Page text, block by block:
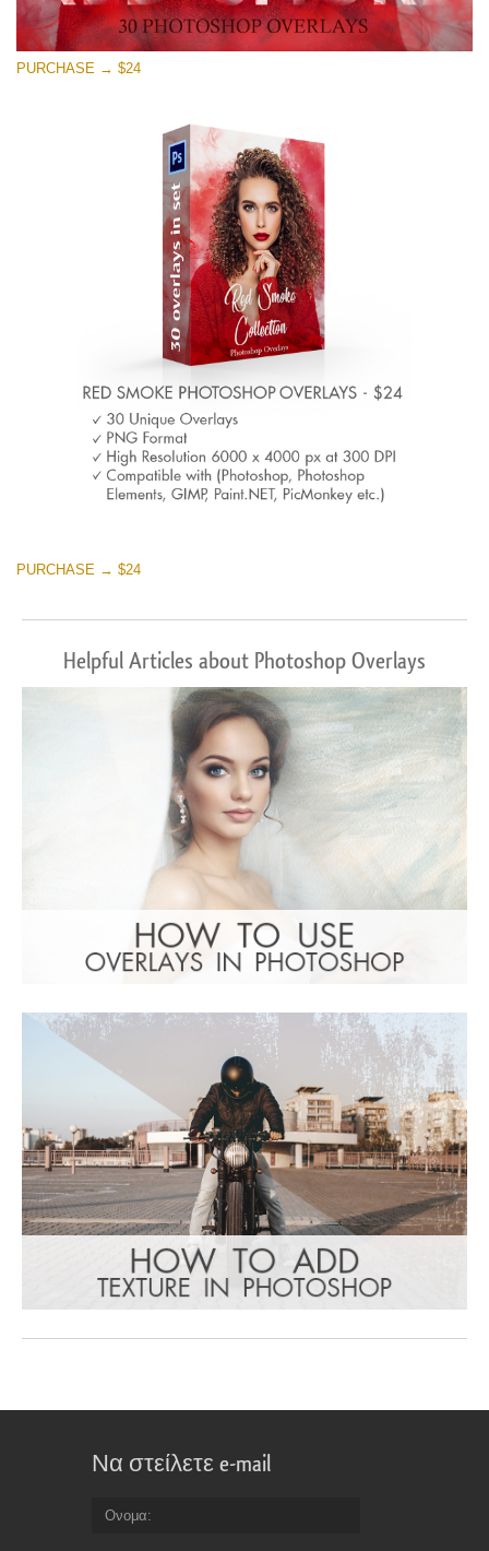
PURCHASE → $24
PURCHASE → $24
Helpful Articles about Photoshop Overlays
Να στείλετε e-mail
Ονομα